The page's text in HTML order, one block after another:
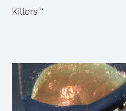
Killers ''